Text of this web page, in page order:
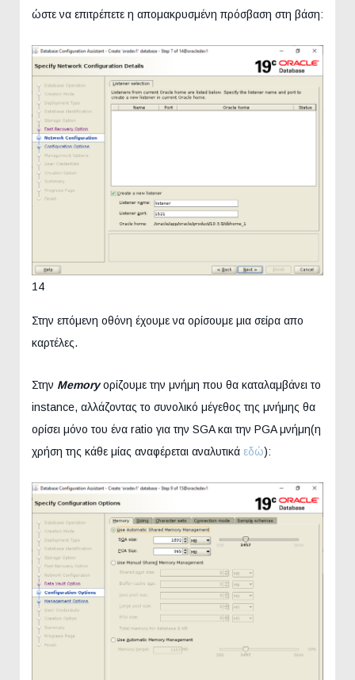
ώστε να επιτρέπετε η απομακρυσμένη πρόσβαση στη βάση:
14
Στην επόμενη οθόνη έχουμε να ορίσουμε μια σείρα απο
καρτέλες.
Στην Memoryορίζουμε την μνήμη που θα καταλαμβάνει το
instance, αλλάζοντας το συνολικό μέγεθος της μνήμης θα
ορίσει μόνο του ένα ratio για την SGA και την PGA μνήμη(η
χρήση της κάθε μίας αναφέρεται αναλυτικά εδώ):